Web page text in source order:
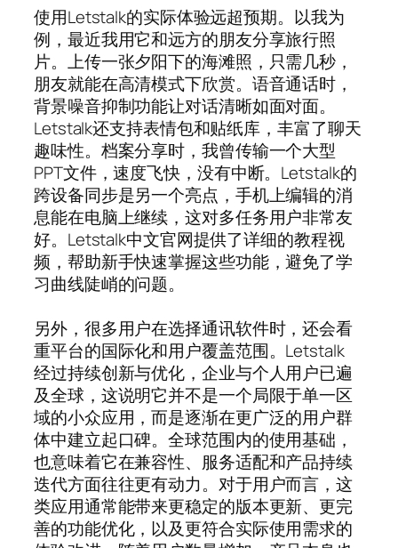
使用Letstalk的实际体验远超预期。以我为
例，最近我用它和远方的朋友分享旅行照
片。上传一张夕阳下的海滩照，只需几秒，
朋友就能在高清模式下欣赏。语音通话时，
背景噪音抑制功能让对话清晰如面对面。
Letstalk还支持表情包和贴纸库，丰富了聊天
趣味性。档案分享时，我曾传输一个大型
PPT文件，速度飞快，没有中断。Letstalk的
跨设备同步是另一个亮点，手机上编辑的消
息能在电脑上继续，这对多任务用户非常友
好。Letstalk中文官网提供了详细的教程视
频，帮助新手快速掌握这些功能，避免了学
习曲线陡峭的问题。
另外，很多用户在选择通讯软件时，还会看
重平台的国际化和用户覆盖范围。Letstalk
经过持续创新与优化，企业与个人用户已遍
及全球，这说明它并不是一个局限于单一区
域的小众应用，而是逐渐在更广泛的用户群
体中建立起口碑。全球范围内的使用基础，
也意味着它在兼容性、服务适配和产品持续
迭代方面往往更有动力。对于用户而言，这
类应用通常能带来更稳定的版本更新、更完
善的功能优化，以及更符合实际使用需求的